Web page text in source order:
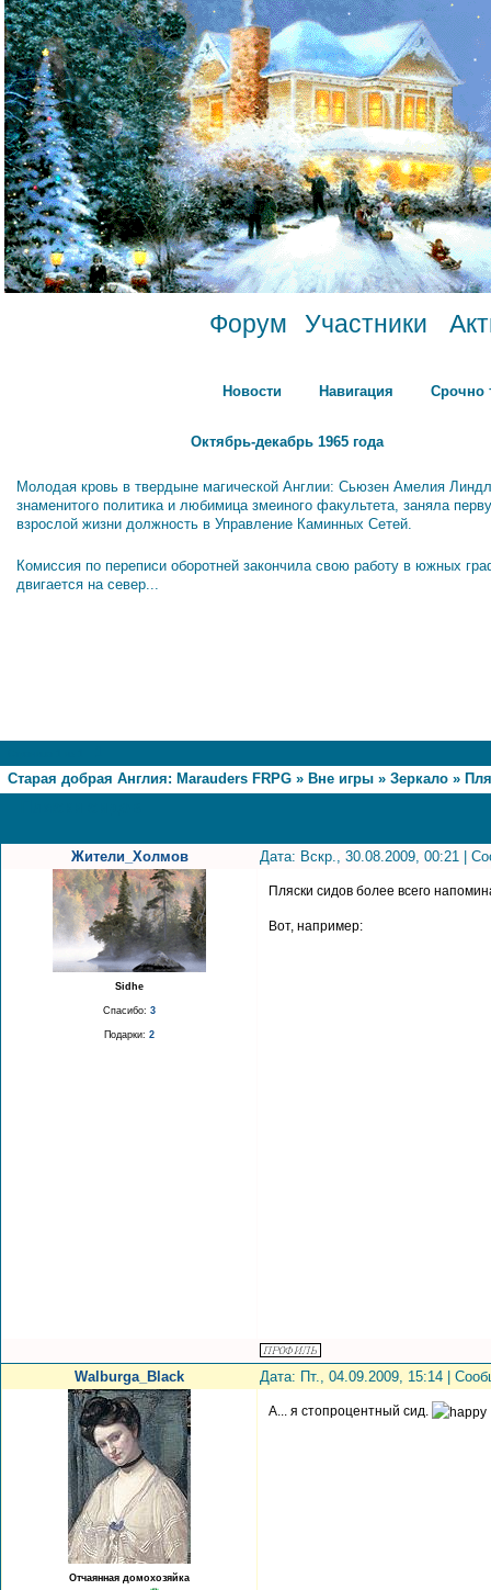
Форум Участники
Новости Навигация Срочно
Октябрь-декабрь 1965 года
Молодая кровь в твердыне магической Англии: Сьюзен Амелия
знаменитого политика и любимица змеиного факультета, заняла
взрослой жизни должность в Управление Каминных Сетей.
Комиссия по переписи оборотней закончила свою работу в южных
двигается на север...
Старая добрая Англия: Marauders FRPG » Вне игры » Зеркало »
Жители_Холмов Дата: Вскр., 30.08.2009, 00:21 |
Sidhe
Спасибо: 3
Подарки: 2
Пляски сидов более всего
Вот, например:
Walburga_Black Дата: Пт., 04.09.2009, 15:14 |
Отчаянная домохозяйка
А... я стопроцентный сид.